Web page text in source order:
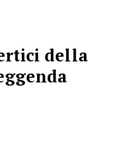
della